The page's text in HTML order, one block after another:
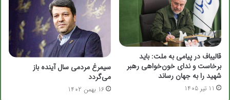
قالیباف در پیامی به ملت: باید
برخاست و ندای خون‌خواهی رهبر
شهید را به جهان رساند
11 تیر 1405
سیمرغ مردمی سال آینده باز
می‌گردد
16 بهمن 1402